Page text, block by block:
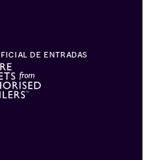
DE ENTRADAS